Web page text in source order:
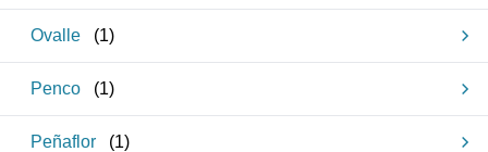
Ovalle (1)
Penco (1)
Peñaflor (1)